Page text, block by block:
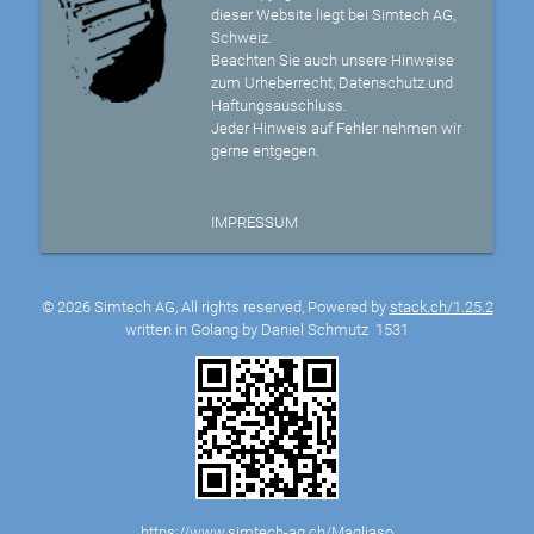
dieser Website liegt bei Simtech AG,
Schweiz.
Beachten Sie auch unsere Hinweise
zum Urheberrecht, Datenschutz und
Haftungsauschluss.
Jeder Hinweis auf Fehler nehmen wir
gerne entgegen.
IMPRESSUM
© 2026 Simtech AG, All rights reserved, Powered by stack.ch/1.25.2
written in Golang by Daniel Schmutz 1531